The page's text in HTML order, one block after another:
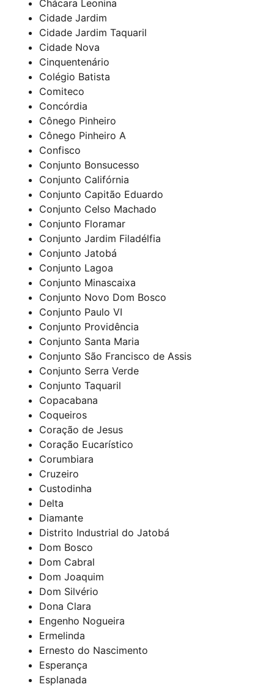
Chácara Leonina
Cidade Jardim
Cidade Jardim Taquaril
Cidade Nova
Cinquentenário
Colégio Batista
Comiteco
Concórdia
Cônego Pinheiro
Cônego Pinheiro A
Confisco
Conjunto Bonsucesso
Conjunto Califórnia
Conjunto Capitão Eduardo
Conjunto Celso Machado
Conjunto Floramar
Conjunto Jardim Filadélfia
Conjunto Jatobá
Conjunto Lagoa
Conjunto Minascaixa
Conjunto Novo Dom Bosco
Conjunto Paulo VI
Conjunto Providência
Conjunto Santa Maria
Conjunto São Francisco de Assis
Conjunto Serra Verde
Conjunto Taquaril
Copacabana
Coqueiros
Coração de Jesus
Coração Eucarístico
Corumbiara
Cruzeiro
Custodinha
Delta
Diamante
Distrito Industrial do Jatobá
Dom Bosco
Dom Cabral
Dom Joaquim
Dom Silvério
Dona Clara
Engenho Nogueira
Ermelinda
Ernesto do Nascimento
Esperança
Esplanada